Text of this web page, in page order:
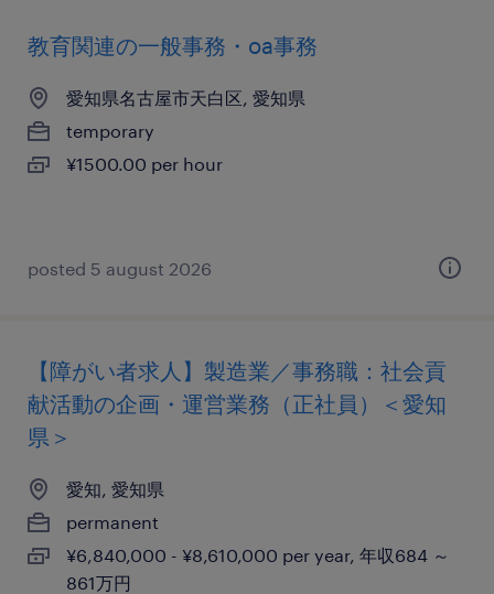
教育関連の一般事務・oa事務
愛知県名古屋市天白区, 愛知県
temporary
¥1500.00 per hour
posted 5 august 2026
【障がい者求人】製造業／事務職：社会貢
献活動の企画・運営業務（正社員）＜愛知
県＞
愛知, 愛知県
permanent
¥6,840,000 - ¥8,610,000 per year, 年収684 ～
861万円